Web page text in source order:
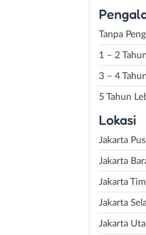
Tanpa
1 – 2
3 – 4
5 Tahun
Lokasi
Jakarta
Jakarta
Jakarta
Jakarta
Jakarta